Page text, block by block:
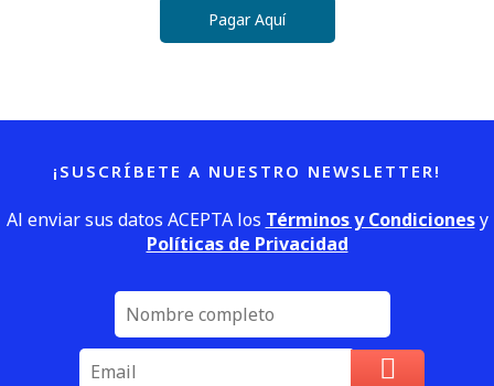
Pagar Aquí
¡SUSCRÍBETE A NUESTRO NEWSLETTER!
Al enviar sus datos ACEPTA los Términos y Condicionesy
Políticas de Privacidad